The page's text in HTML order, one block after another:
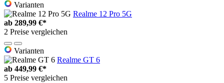
Varianten
Realme 12 Pro 5G
ab 289,99 €*
2 Preise vergleichen
Varianten
Realme GT 6
ab 449,99 €*
5 Preise vergleichen